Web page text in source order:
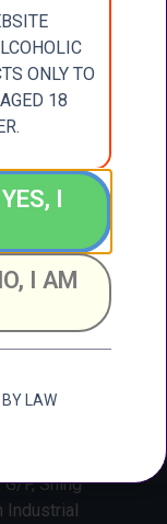
本公司保
洋酒有限公
司
KEE
運道25-27
G/F, Shing
Industrial
ONLY TO
18
I
I AM
BY LAW